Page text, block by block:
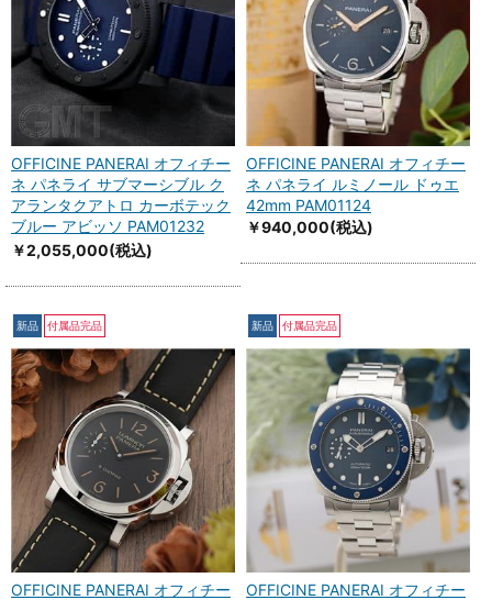
OFFICINE PANERAI オフィチー
ネ パネライ サブマーシブル ク
アランタクアトロ カーボテック
ブルー アビッソ PAM01232
￥2,055,000(税込)
OFFICINE PANERAI オフィチー
ネ パネライ ルミノール ドゥエ
42mm PAM01124
￥940,000(税込)
新品 付属品完品
OFFICINE PANERAI オフィチー
新品 付属品完品
OFFICINE PANERAI オフィチー